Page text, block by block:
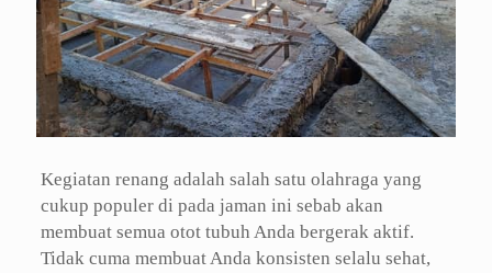
Kegiatan renang adalah salah satu olahraga yang
cukup populer di pada jaman ini sebab akan
membuat semua otot tubuh Anda bergerak aktif.
Tidak cuma membuat Anda konsisten selalu sehat,